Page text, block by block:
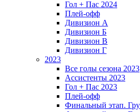
Гол + Пас 2024
Плей-офф
Дивизион A
Дивизион Б
Дивизион В
Дивизион Г
2023
Все голы сезона 2023
Ассистенты 2023
Гол + Пас 2023
Плей-офф
Финальный этап.